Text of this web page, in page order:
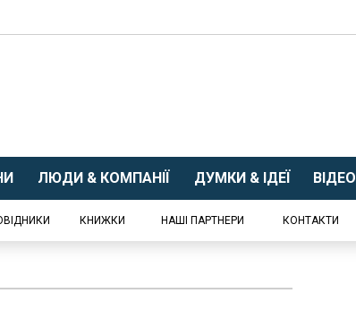
ЛЮДИ & КОМПАНІЇ ДУМКИ & ІДЕЇ ВІДЕО
КНИЖКИ НАШІ ПАРТНЕРИ КОНТАКТИ